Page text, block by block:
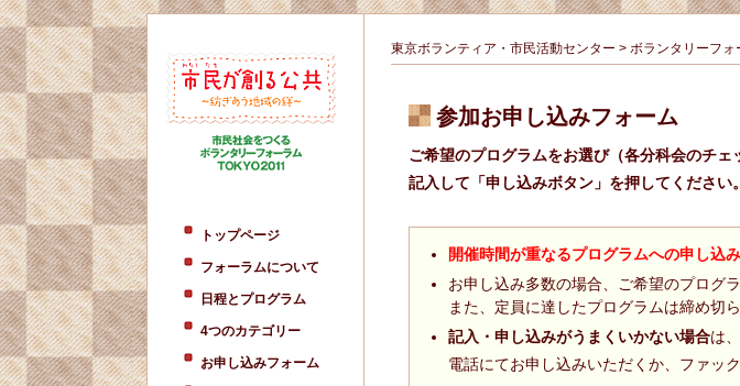
トップページ
フォーラムについて
日程とプログラム
4つのカテゴリー
お申し込みフォーム
東京ボランティア・市民活動センター > ボランタリーフォ
参加お申し込みフォーム
ご希望のプログラムをお選び（各分科会のチ
記入して「申し込みボタン」を押してください。
開催時間が重なるプログラムへの申し込
お申し込み多数の場合、ご希望のプログ
また、定員に達したプログラムは締め切
記入・申し込みがうまくいかない場合は
電話にてお申し込みいただくか、ファッ